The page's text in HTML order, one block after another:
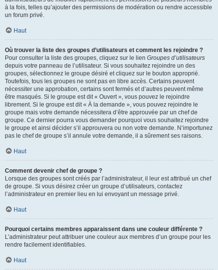
à la fois, telles qu’ajouter des permissions de modération ou rendre accessible
un forum privé.
Haut
Où trouver la liste des groupes d’utilisateurs et comment les rejoindre ?
Pour consulter la liste des groupes, cliquez sur le lien Groupes d’utilisateurs
depuis votre panneau de l’utilisateur. Si vous souhaitez rejoindre un des
groupes, sélectionnez le groupe désiré et cliquez sur le bouton approprié.
Toutefois, tous les groupes ne sont pas en libre accès. Certains peuvent
nécessiter une approbation, certains sont fermés et d’autres peuvent même
être masqués. Si le groupe est dit « Ouvert », vous pouvez le rejoindre
librement. Si le groupe est dit « À la demande », vous pouvez rejoindre le
groupe mais votre demande nécessitera d’être approuvée par un chef de
groupe. Ce dernier pourra vous demander pourquoi vous souhaitez rejoindre
le groupe et ainsi décider s’il approuvera ou non votre demande. N’importunez
pas le chef de groupe s’il annule votre demande, il a sûrement ses raisons.
Haut
Comment devenir chef de groupe ?
Lorsque des groupes sont créés par l’administrateur, il leur est attribué un chef
de groupe. Si vous désirez créer un groupe d’utilisateurs, contactez
l’administrateur en premier lieu en lui envoyant un message privé.
Haut
Pourquoi certains membres apparaissent dans une couleur différente ?
L’administrateur peut attribuer une couleur aux membres d’un groupe pour les
rendre facilement identifiables.
Haut